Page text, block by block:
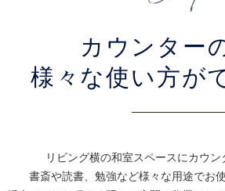
カウンター
様々な使い方が
リビング横の和室スペースにカウン
書斎や読書、勉強など様々な用途でお